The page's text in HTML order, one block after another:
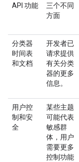
API 功能
三个不同
方面
分类器
时间表
和文档
开发者已
请求提供
有关分类
器的更多
信息。
用户控
制和安
全
某些主题
可能代表
敏感群
体，用户
需要更多
控制功能